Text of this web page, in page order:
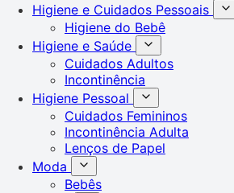
Higiene e Cuidados Pessoais
Higiene do Bebê
Higiene e Saúde
Cuidados Adultos
Incontinência
Higiene Pessoal
Cuidados Femininos
Incontinência Adulta
Lenços de Papel
Moda
Bebês